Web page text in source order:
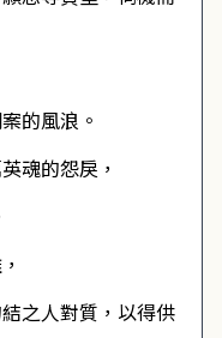
的風浪。
魂的怨戾，
之人對質，以得供